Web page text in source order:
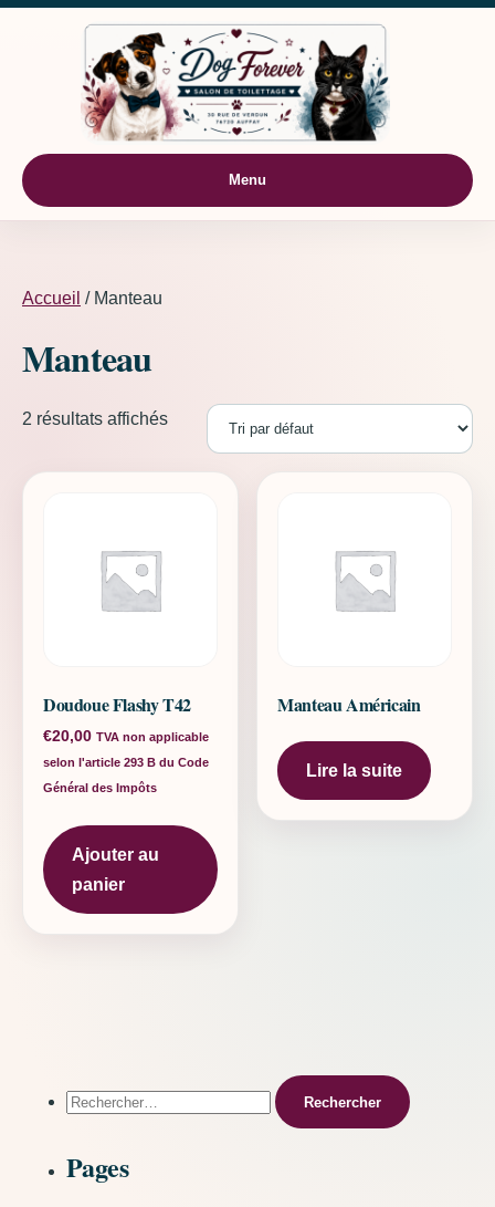
Aller au contenu
Menu
Accueil / Manteau
Manteau
2 résultats affichés
Doudoue Flashy T42
€20,00 TVA non applicable
selon l'article 293 B du Code
Général des Impôts
Ajouter au
panier
Manteau Américain
Lire la suite
Rechercher :
Pages